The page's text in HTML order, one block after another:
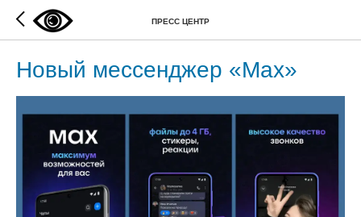
ПРЕСС ЦЕНТР
Новый мессенджер «Max»